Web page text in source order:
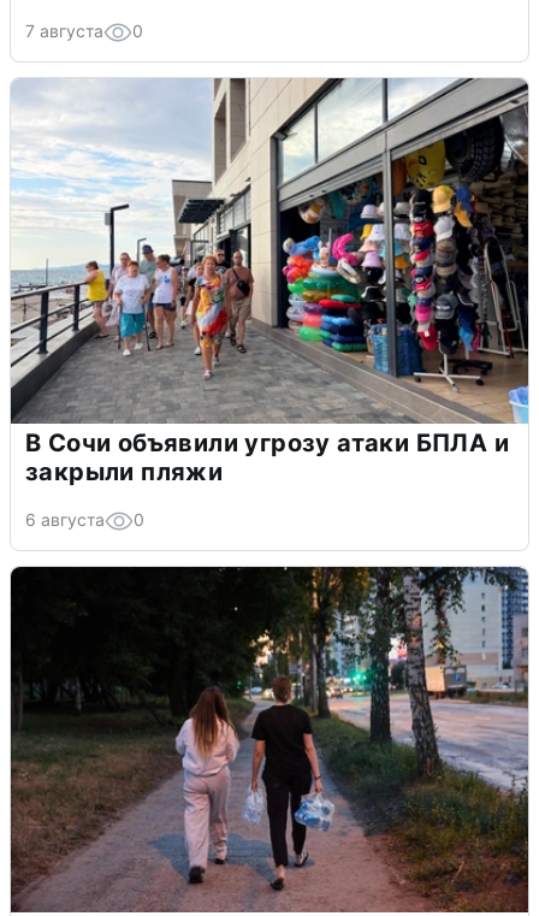
7 августа 0
В Сочи объявили угрозу атаки БПЛА и
закрыли пляжи
6 августа 0